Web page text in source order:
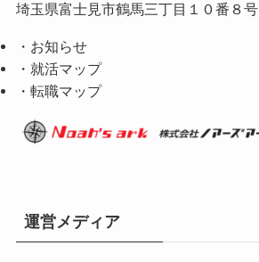
埼玉県富士見市鶴馬三丁目１０番８号
・お知らせ
・就活マップ
・転職マップ
運営メディア